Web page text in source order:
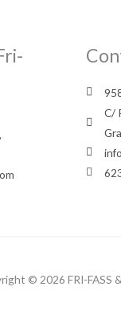
C/
© 2026 FRI-FASS